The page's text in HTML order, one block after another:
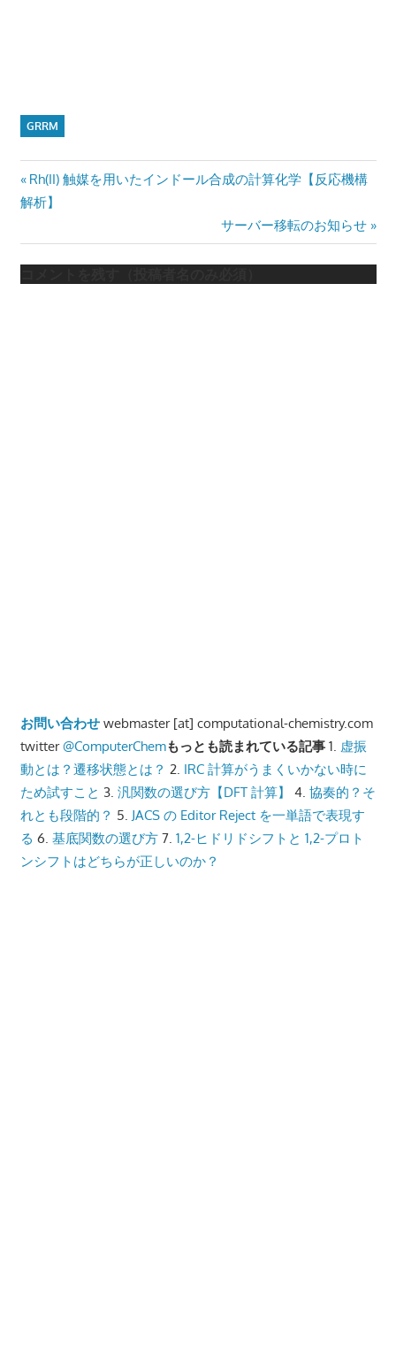
GRRM
投
稿
ナ
ビ
Previous
Post:
Rh(II) 触媒を用いたインドール合成の計算化学【反応機構
解析】
Next
Post:
サーバー移転のお知らせ
お問い合わせwebmaster [at] computational-chemistry.com
twitter@ComputerChemもっとも読まれている記事1. 虚振
動とは？遷移状態とは？ 2. IRC 計算がうまくいかない時に
ため試すこと 3. 汎関数の選び方【DFT 計算】 4. 協奏的？そ
れとも段階的？ 5. JACS の Editor Reject を一単語で表現す
る 6. 基底関数の選び方7. 1,2-ヒドリドシフトと 1,2-プロト
ンシフトはどちらが正しいのか？